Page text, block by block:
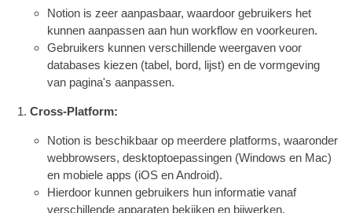
Notion is zeer aanpasbaar, waardoor gebruikers het
kunnen aanpassen aan hun workflow en voorkeuren.
Gebruikers kunnen verschillende weergaven voor
databases kiezen (tabel, bord, lijst) en de vormgeving
van pagina's aanpassen.
Cross-Platform:
Notion is beschikbaar op meerdere platforms, waaronder
webbrowsers, desktoptoepassingen (Windows en Mac)
en mobiele apps (iOS en Android).
Hierdoor kunnen gebruikers hun informatie vanaf
verschillende apparaten bekijken en bijwerken.